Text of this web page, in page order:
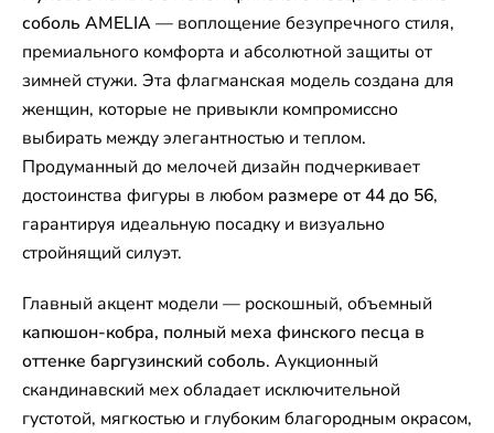
соболь AMELIA— воплощение безупречного стиля,
премиального комфорта и абсолютной защиты от
зимней стужи. Эта флагманская модель создана для
женщин, которые не привыкли компромиссно
выбирать между элегантностью и теплом.
Продуманный до мелочей дизайн подчеркивает
достоинства фигуры в любом размере от 44 до 56,
гарантируя идеальную посадку и визуально
стройнящий силуэт.
Главный акцент модели — роскошный, объемный
капюшон-кобра, полный меха финского песца в
оттенке баргузинский соболь. Аукционный
скандинавский мех обладает исключительной
густотой, мягкостью и глубоким благородным окрасом,